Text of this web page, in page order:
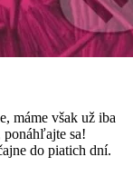
máme však už iba
sa!
do piatich dní.